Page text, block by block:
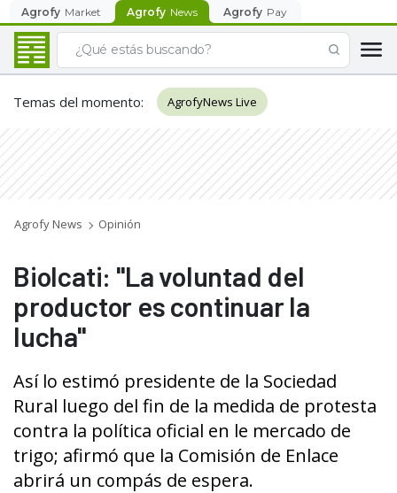
Agrofy Market Agrofy News Agrofy Pay
Temas del momento: AgrofyNews Live
Agrofy News Opinión
Biolcati: "La voluntad del
productor es continuar la
lucha"
Así lo estimó presidente de la Sociedad
Rural luego del fin de la medida de protesta
contra la política oficial en le mercado de
trigo; afirmó que la Comisión de Enlace
abrirá un compás de espera.